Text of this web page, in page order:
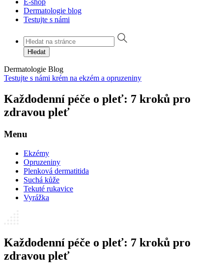
E-shop
Dermatologie blog
Testujte s námi
Hledat
Dermatologie Blog
Testujte s námi krém na ekzém a opruzeniny
Každodenní péče o pleť: 7 kroků pro
zdravou pleť
Menu
Ekzémy
Opruzeniny
Plenková dermatitida
Suchá kůže
Tekuté rukavice
Vyrážka
Každodenní péče o pleť: 7 kroků pro
zdravou pleť